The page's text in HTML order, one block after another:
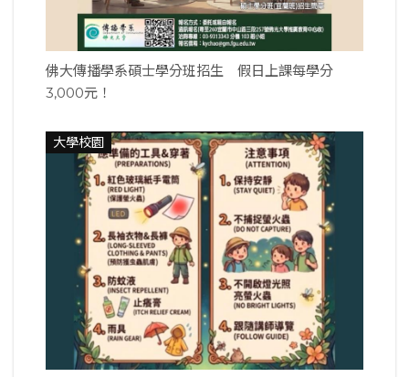
佛大傳播學系碩士學分班招生 假日上課每學分
3,000元！
大學校園